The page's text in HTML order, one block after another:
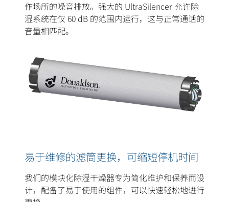
作场所的噪音排放。强大的 UltraSilencer 允许除
湿系统在仅 60 dB 的范围内运行，这与正常通话的
音量相匹配。
易于维修的滤筒更换，可缩短停机时间
我们的模块化除湿干燥器专为简化维护和保养而设
计，配备了易于使用的组件，可以快速轻松地进行